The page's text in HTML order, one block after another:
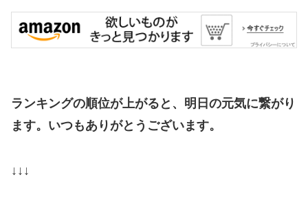
ランキングの順位が上がると、明日の元気に繋がり
ます。いつもありがとうございます。
↓↓↓